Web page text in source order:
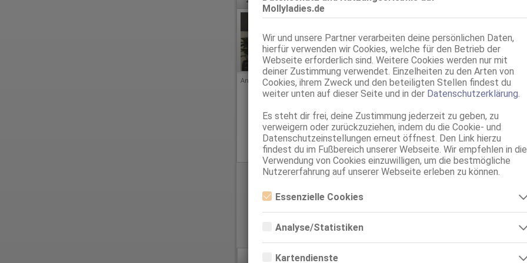
Mollyladies.de
Wir und unsere Partner verarbeiten deine persönlichen Daten,
hierfür verwenden wir Cookies, welche für den Betrieb der
Webseite erforderlich sind. Weitere Cookies werden nur mit
deiner Zustimmung verwendet. Einzelheiten zu den Arten von
Cookies, ihrem Zweck und den beteiligten Stellen findest du
weiter unten auf dieser Seite und in der Datenschutzerklärung.
Es steht dir frei, deine Zustimmung jederzeit zu geben, zu
verweigern oder zurückzuziehen, indem du die Cookie- und
Datenschutzeinstellungen erneut öffnest. Den Link hierzu
findest du im Fußbereich unserer Webseite. Wir empfehlen in die
Verwendung von Cookies einzuwilligen, um die bestmögliche
Nutzererfahrung auf unserer Webseite erleben zu können.
Essenzielle Cookies
Essenzielle Cookies sind alle notwendigen Cookies, die für den Betrieb
werden. Die Webseite kann ohne diese Cookies nicht richtig
Analyse/Statistiken
Analyse- bzw. Statistikcookies sind Cookies, die der Analyse der
Zugriffsstatistiken dienen. Sie helfen den Webseiten-Besitzern zu
Kartendienste
Mönchengladbach
Natalia - Franz.-Expertin & Pr*statamass.
50 Jahre, 75C, KF 40/42, 1.68m, total rasiert, osteuropäisch
69, GF6, Franz b. Ihr, BV, Schmu., Kuscheln, Körperküs., AV b. Ihm
Anzeige
Alle Themen